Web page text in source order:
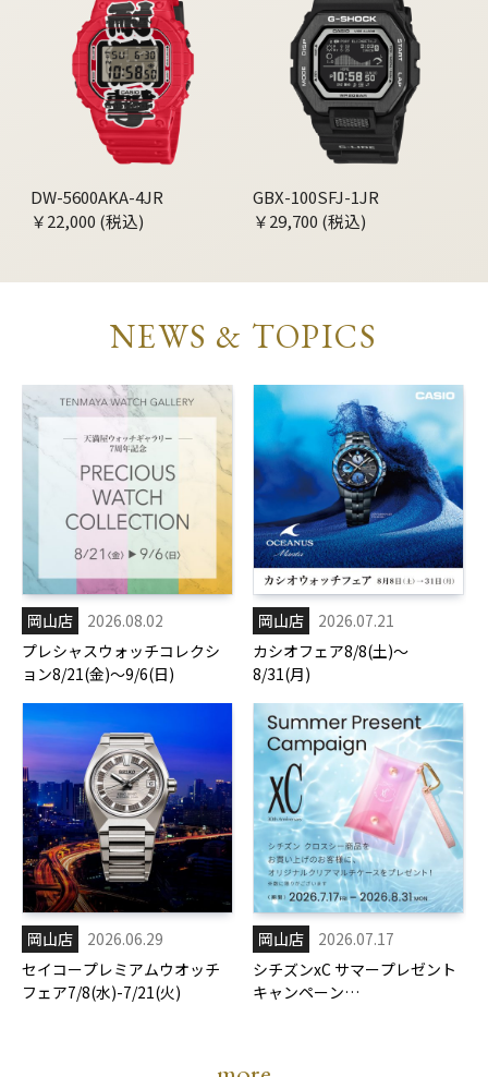
DW-5600AKA-4JR
￥22,000 (税込)
GBX-100SFJ-1JR
￥29,700 (税込)
NEWS & TOPICS
岡山店
2026.08.02
プレシャスウォッチコレクシ
ョン8/21(金)～9/6(日)
岡山店
2026.07.21
カシオフェア8/8(土)～
8/31(月)
岡山店
2026.06.29
セイコープレミアムウオッチ
フェア7/8(水)-7/21(火)
岡山店
2026.07.17
シチズンxC サマープレゼント
キャンペーン